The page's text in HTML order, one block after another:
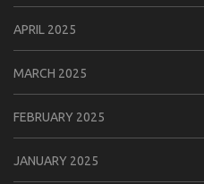
APRIL 2025
MARCH 2025
FEBRUARY 2025
JANUARY 2025